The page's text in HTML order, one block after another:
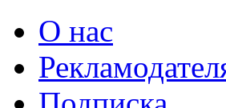
О нас